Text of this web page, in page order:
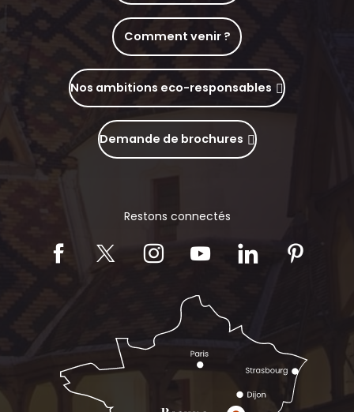
Comment venir ?
Nos ambitions eco-responsables
Demande de brochures
Restons connectés